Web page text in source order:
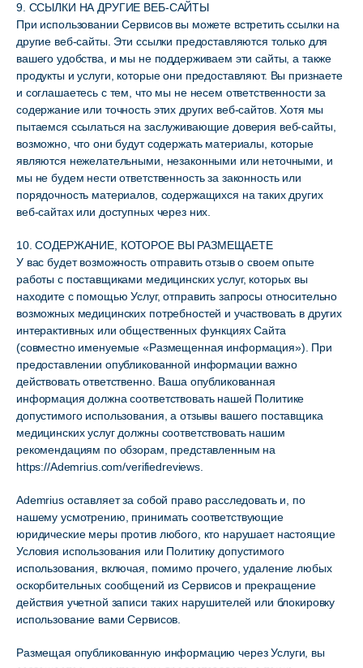
9. ССЫЛКИ НА ДРУГИЕ ВЕБ-САЙТЫ
При использовании Сервисов вы можете встретить ссылки на
другие веб-сайты. Эти ссылки предоставляются только для
вашего удобства, и мы не поддерживаем эти сайты, а также
продукты и услуги, которые они предоставляют. Вы признаете
и соглашаетесь с тем, что мы не несем ответственности за
содержание или точность этих других веб-сайтов. Хотя мы
пытаемся ссылаться на заслуживающие доверия веб-сайты,
возможно, что они будут содержать материалы, которые
являются нежелательными, незаконными или неточными, и
мы не будем нести ответственность за законность или
порядочность материалов, содержащихся на таких других
веб-сайтах или доступных через них.
10. СОДЕРЖАНИЕ, КОТОРОЕ ВЫ РАЗМЕЩАЕТЕ
У вас будет возможность отправить отзыв о своем опыте
работы с поставщиками медицинских услуг, которых вы
находите с помощью Услуг, отправить запросы относительно
возможных медицинских потребностей и участвовать в других
интерактивных или общественных функциях Сайта
(совместно именуемые «Размещенная информация»). При
предоставлении опубликованной информации важно
действовать ответственно. Ваша опубликованная
информация должна соответствовать нашей Политике
допустимого использования, а отзывы вашего поставщика
медицинских услуг должны соответствовать нашим
рекомендациям по обзорам, представленным на
https://Ademrius.com/verifiedreviews.
Ademrius оставляет за собой право расследовать и, по
нашему усмотрению, принимать соответствующие
юридические меры против любого, кто нарушает настоящие
Условия использования или Политику допустимого
использования, включая, помимо прочего, удаление любых
оскорбительных сообщений из Сервисов и прекращение
действия учетной записи таких нарушителей или блокировку
использование вами Сервисов.
Размещая опубликованную информацию через Услуги, вы